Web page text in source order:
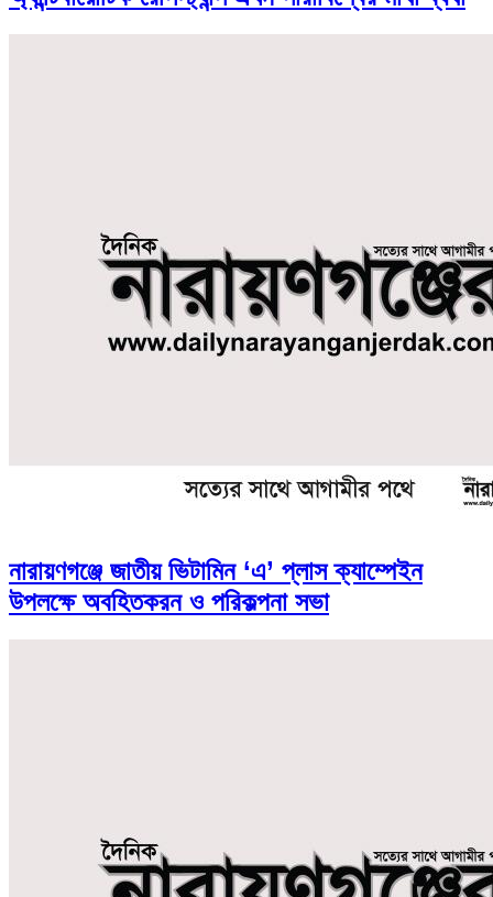
নারায়ণগঞ্জে জাতীয় ভিটামিন ‘এ’ প্লাস ক্যাম্পেইন
উপলক্ষে অবহিতকরন ও পরিকল্পনা সভা